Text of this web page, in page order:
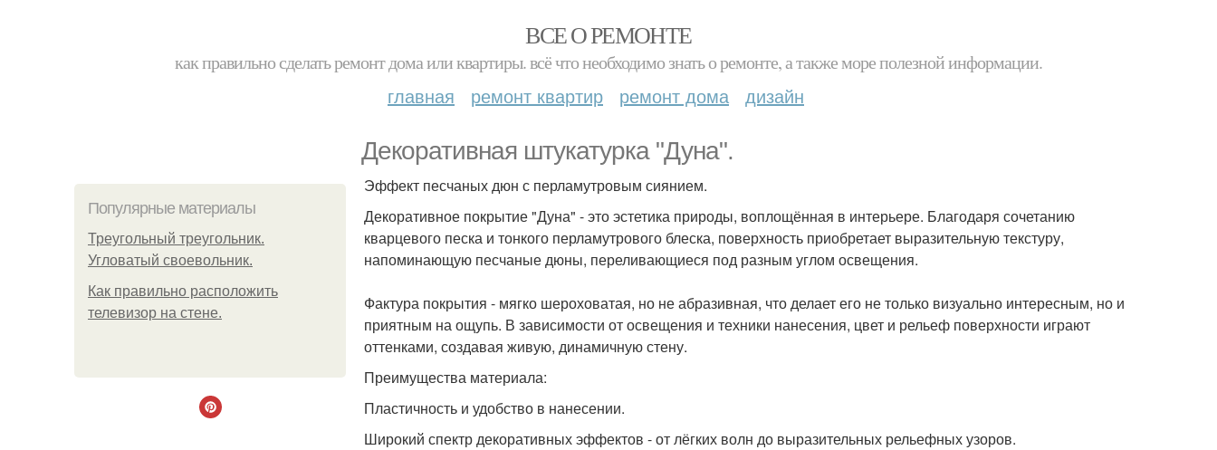
ВСЕ О РЕМОНТЕ
как правильно сделать ремонт дома или квартиры. всё что необходимо знать о ремонте, а также море полезной информации.
главная ремонт квартир ремонт дома дизайн
Декоративная штукатурка "Дуна".
Популярные материалы
Треугольный треугольник.
Угловатый своевольник.
Как правильно расположить
телевизор на стене.
Эффект песчаных дюн с перламутровым сиянием.
Декоративное покрытие "Дуна" - это эстетика природы, воплощённая в интерьере. Благодаря сочетанию
кварцевого песка и тонкого перламутрового блеска, поверхность приобретает выразительную текстуру,
напоминающую песчаные дюны, переливающиеся под разным углом освещения.
Фактура покрытия - мягко шероховатая, но не абразивная, что делает его не только визуально интересным, но и
приятным на ощупь. В зависимости от освещения и техники нанесения, цвет и рельеф поверхности играют
оттенками, создавая живую, динамичную стену.
Преимущества материала:
Пластичность и удобство в нанесении.
Широкий спектр декоративных эффектов - от лёгких волн до выразительных рельефных узоров.